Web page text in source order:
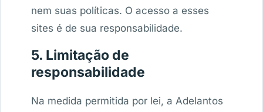
nem suas políticas. O acesso a esses
sites é de sua responsabilidade.
5. Limitação de
responsabilidade
Na medida permitida por lei, a Adelantos